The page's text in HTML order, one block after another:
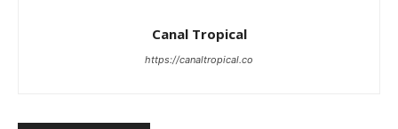
Canal Tropical
https://canaltropical.co